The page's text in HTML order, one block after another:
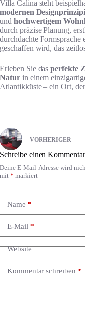
Villa Calina steht
modernen
und hochwertigem
durch präzise Planung,
durchdachte Formsprache
geschaffen wird, das
Erleben Sie das perfekte
Natur in einem
Atlantikküste – ein Ort,
VORHERIGER
Schreibe einen Kommentar
Deine E-Mail-Adresse wird
mit * markiert
Name*
E-Mail*
Website
Kommentar schreiben *